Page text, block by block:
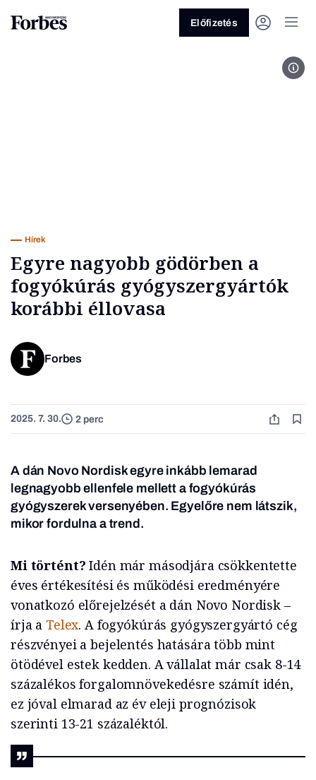
Előfizetés
Hírek
Egyre nagyobb gödörben a
fogyókúrás gyógyszergyártók
korábbi éllovasa
Forbes
2025. 7. 30. 2 perc
A dán Novo Nordisk egyre inkább lemarad
legnagyobb ellenfele mellett a fogyókúrás
gyógyszerek versenyében. Egyelőre nem látszik,
mikor fordulna a trend.
Mi történt? Idén már másodjára csökkentette
éves értékesítési és működési eredményére
vonatkozó előrejelzését a dán Novo Nordisk –
írja a Telex. A fogyókúrás gyógyszergyártó cég
részvényei a bejelentés hatására több mint
ötödével estek kedden. A vállalat már csak 8-14
százalékos forgalomnövekedésre számít idén,
ez jóval elmarad az év eleji prognózisok
szerinti 13-21 százaléktól.